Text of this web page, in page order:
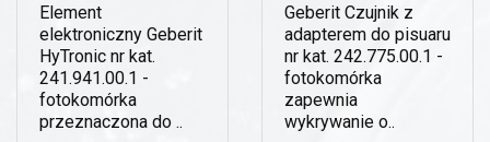
Element
elektroniczny Geberit
HyTronic nr kat.
241.941.00.1 -
fotokomórka
przeznaczona do ..
Geberit Czujnik z
adapterem do pisuaru
nr kat. 242.775.00.1 -
fotokomórka
zapewnia
wykrywanie o..